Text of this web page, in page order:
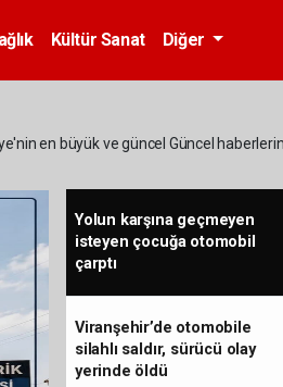
Kültür Sanat Diğer
en büyük ve güncel Güncel
Yolun karşına geçmeyen
isteyen çocuğa otomobil
çarptı
Viranşehir’de otomobile
silahlı saldır, sürücü olay
yerinde öldü